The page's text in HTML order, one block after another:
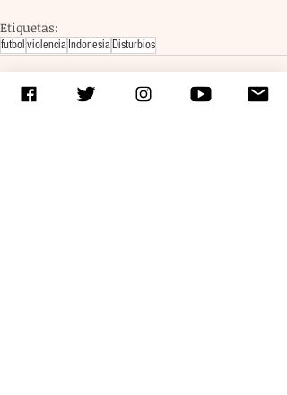
Etiquetas:
futbolviolenciaIndonesiaDisturbios